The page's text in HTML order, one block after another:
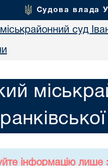
Судова влада
суд
інформацію лише